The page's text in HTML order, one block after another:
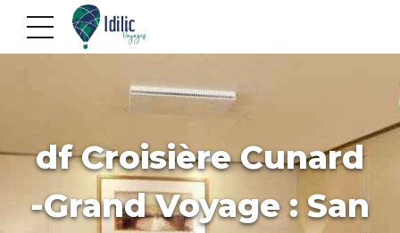
df Croisière Cunard
-Grand Voyage : San